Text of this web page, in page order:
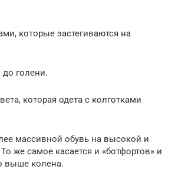
которые застегиваются на
голени.
которая одета с колготками
массивной обувь на высокой и
же самое касается и «ботфортов» и
выше колена.